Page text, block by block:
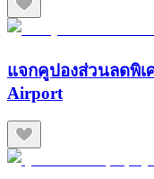
แจกคูปองส่วนลดพิเ
Airport